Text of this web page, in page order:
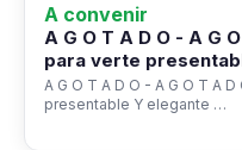
A convenir
A G O T A D O - A G
para verte
A G O T A D O - A G O T A
presentable Y elegante …